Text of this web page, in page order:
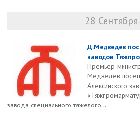
28 Сентября
Д.Медведев
заводов
Премьер-
Медведев
Алексинского
завода специального тяжелого...